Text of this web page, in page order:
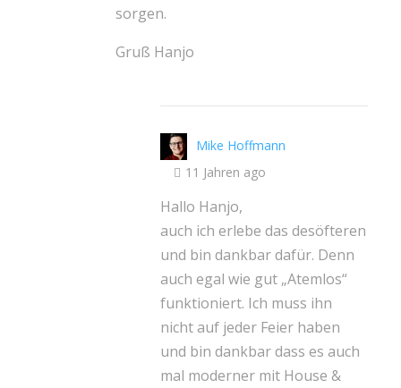
sorgen.
Gruß Hanjo
Mike Hoffmann
11 Jahren ago
Hallo Hanjo,
auch ich erlebe das desöfteren
und bin dankbar dafür. Denn
auch egal wie gut „Atemlos“
funktioniert. Ich muss ihn
nicht auf jeder Feier haben
und bin dankbar dass es auch
mal moderner mit House &